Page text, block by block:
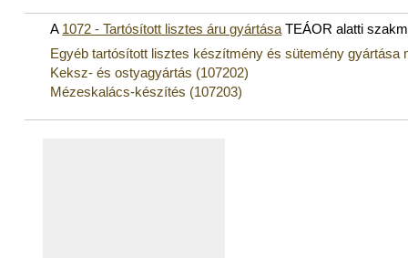
A 1072 - Tartósított lisztes áru gyártása TEÁOR alatti
Egyéb tartósított lisztes készítmény és sütemény gyártása
Keksz- és ostyagyártás (107202)
Mézeskalács-készítés (107203)